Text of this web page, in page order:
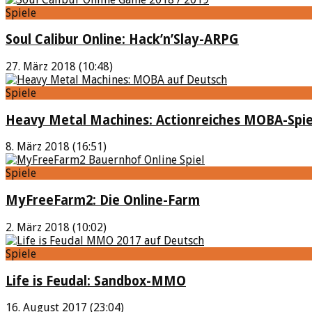
Spiele
Soul Calibur Online: Hack’n’Slay-ARPG
27. März 2018 (10:48)
Spiele
Heavy Metal Machines: Actionreiches MOBA-
8. März 2018 (16:51)
Spiele
MyFreeFarm2: Die Online-Farm
2. März 2018 (10:02)
Spiele
Life is Feudal: Sandbox-MMO
16. August 2017 (23:04)